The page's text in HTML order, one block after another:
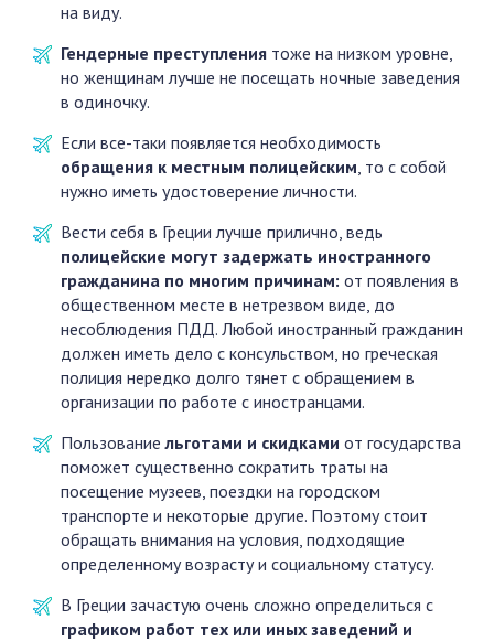
на виду.
Гендерные преступления тоже на низком уровне,
но женщинам лучше не посещать ночные заведения
в одиночку.
Если все-таки появляется необходимость
обращения к местным полицейским, то с собой
нужно иметь удостоверение личности.
Вести себя в Греции лучше прилично, ведь
полицейские могут задержать иностранного
гражданина по многим причинам: от появления в
общественном месте в нетрезвом виде, до
несоблюдения ПДД. Любой иностранный гражданин
должен иметь дело с консульством, но греческая
полиция нередко долго тянет с обращением в
организации по работе с иностранцами.
Пользованиельготами и скидками от государства
поможет существенно сократить траты на
посещение музеев, поездки на городском
транспорте и некоторые другие. Поэтому стоит
обращать внимания на условия, подходящие
определенному возрасту и социальному статусу.
В Греции зачастую очень сложно определиться с
графиком работ тех или иных заведений и